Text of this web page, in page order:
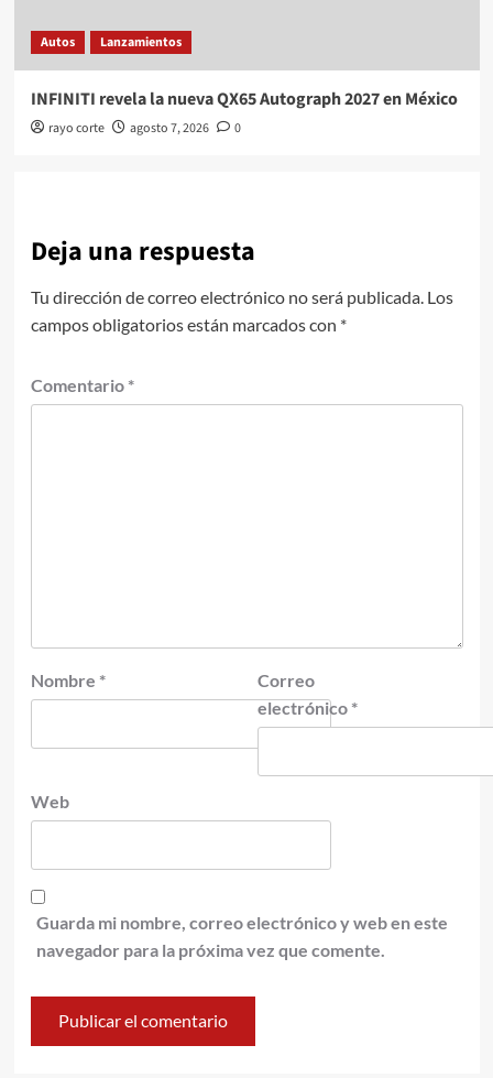
Autos Lanzamientos
INFINITI revela la nueva QX65 Autograph 2027 en México
rayo corte agosto 7, 2026 0
Deja una respuesta
Tu dirección de correo electrónico no será publicada. Los
campos obligatorios están marcados con *
Comentario *
Nombre *
Correo
electrónico *
Web
Guarda mi nombre, correo electrónico y web en este
navegador para la próxima vez que comente.